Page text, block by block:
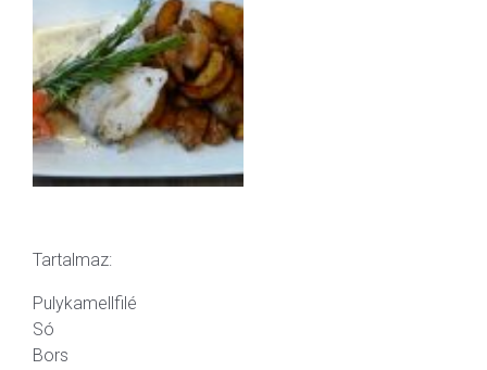
Tartalmaz:
Pulykamellfilé
Só
Bors